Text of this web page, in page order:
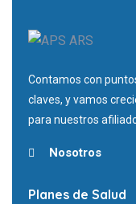
Contamos con
claves, y vamos
para nuestros
Nosotros
Planes de Salud